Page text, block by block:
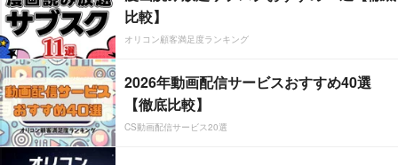
比較】
オリコン顧客満足度ランキング
2026年動画配信サービスおすすめ40選
【徹底比較】
CS動画配信サービス20選